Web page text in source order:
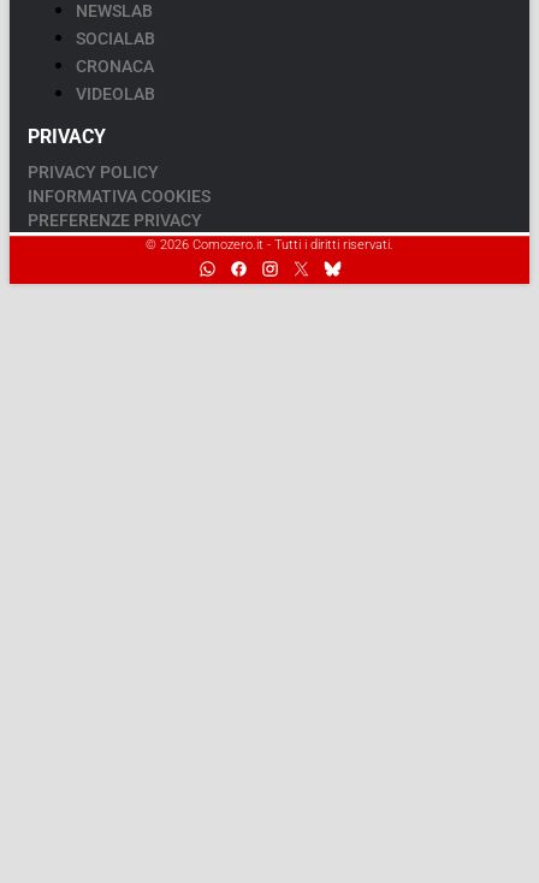
NEWSLAB
SOCIALAB
CRONACA
VIDEOLAB
PRIVACY
PRIVACY POLICY
INFORMATIVA COOKIES
PREFERENZE PRIVACY
© 2026 Comozero.it - Tutti i diritti riservati.